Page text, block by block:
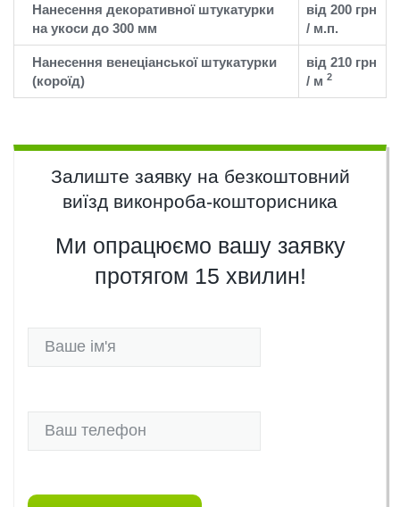
Нанесення декоративної штукатурки
на укоси до 300 мм
від 200 грн
/ м.п.
Нанесення венеціанської штукатурки
(короїд)
від 210 грн
/ м 2
Залиште заявку на безкоштовний
виїзд виконроба-кошторисника
Ми опрацюємо вашу заявку
протягом 15 хвилин!